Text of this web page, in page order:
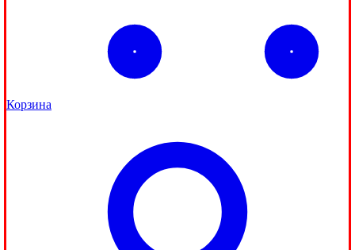
Корзина